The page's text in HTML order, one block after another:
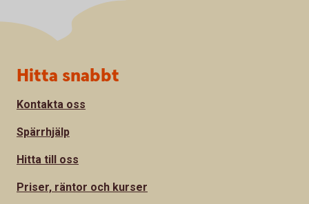
Sidfot
Hitta snabbt
Kontakta oss
Spärrhjälp
Hitta till oss
Priser, räntor och kurser